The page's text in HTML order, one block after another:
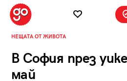
НЕЩАТА ОТ ЖИВОТА
В София през
май